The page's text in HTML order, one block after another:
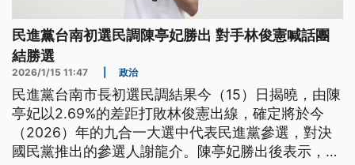
民進黨台南初選民調陳亭妃勝出 對手林俊憲喊話團
結勝選
2026/1/15 11:47 政治
民進黨台南市長初選民調結果今（15）日揭曉，由陳
亭妃以2.69%的差距打敗林俊憲出線，確定將於今
（2026）年的九合一大選中代表民進黨參選，對決
國民黨推出的參選人謝龍介。陳亭妃勝出後表示，將